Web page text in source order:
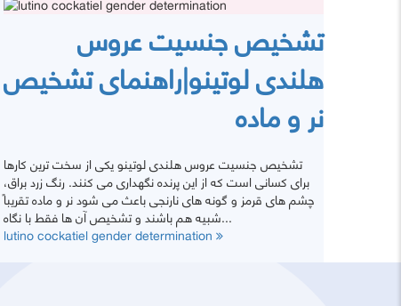
تشخیص جنسیت عروس
هلندی لوتینو|راهنمای تشخیص
نر و ماده
تشخیص جنسیت عروس هلندی لوتینو یکی از سخت‌ ترین کارها
برای کسانی است که از این پرنده نگهداری می‌ کنند. رنگ زرد براق،
چشم‌ های قرمز و گونه‌ های نارنجی باعث می‌ شود نر و ماده تقریباً
شبیه هم باشند و تشخیص آن‌ ها فقط با نگاه...
lutino cockatiel gender determination